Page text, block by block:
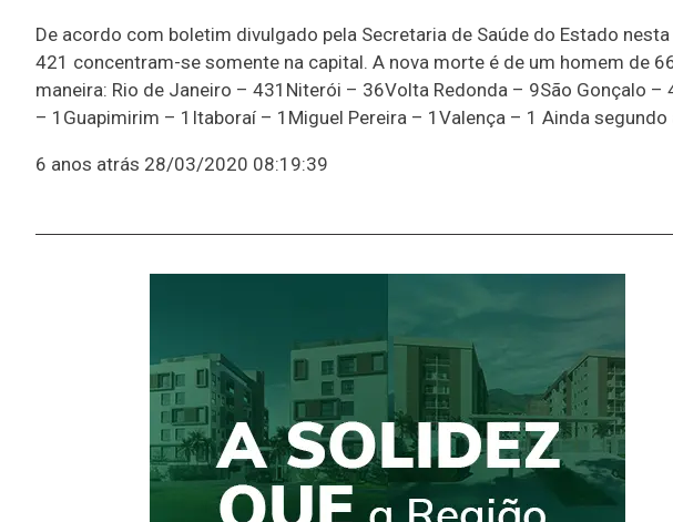
De acordo com boletim divulgado pela Secretaria de Saúde do Estado
421 concentram-se somente na capital. A nova morte é de um homem de
maneira: Rio de Janeiro – 431Niterói – 36Volta Redonda – 9São Gonçalo
– 1Guapimirim – 1Itaboraí – 1Miguel Pereira – 1Valença – 1 Ainda segundo
6 anos atrás 28/03/2020 08:19:39